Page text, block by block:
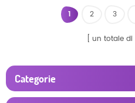
1 2 3
un totale di
Categorie